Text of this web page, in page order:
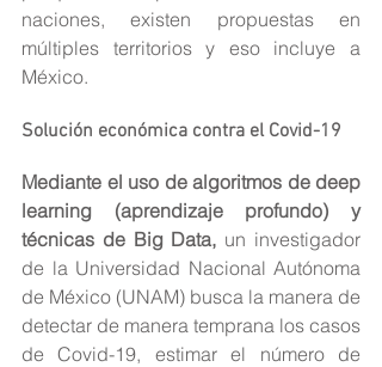
naciones, existen propuestas en
múltiples territorios y eso incluye a
México.
Solución económica contra el Covid-19
Mediante el uso de algoritmos de deep
learning (aprendizaje profundo) y
técnicas de Big Data, un investigador
de la Universidad Nacional Autónoma
de México (UNAM) busca la manera de
detectar de manera temprana los casos
de Covid-19, estimar el número de